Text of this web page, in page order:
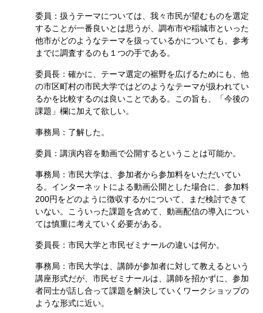
委員：扱うテーマについては、我々市民が望むものを選定
することが一番良いとは思うが、調布市や稲城市といった
他市がどのようなテーマを扱っているかについても、参考
までに調査するのも１つの手である。
委員長：確かに、テーマ選定の裾野を広げるためにも、他
の市区町村の市民大学ではどのようなテーマが扱われてい
るかを比較するのは良いことである。この旨も、「今後の
課題」欄に加えて欲しい。
事務局：了解した。
委員：講演内容を動画で公開するということは可能か。
事務局：市民大学は、参加者から参加料をいただいてい
る。インターネットによる動画公開とした場合に、参加料
200円をどのように徴収するかについて、まだ検討できて
いない。こういった課題を含めて、動画配信の導入につい
ては慎重に考えていく必要がある。
委員長：市民大学と市民ゼミナールの違いは何か。
事務局：市民大学は、講師が参加者に対して教えるという
講座形式だが、市民ゼミナールは、講師を招かずに、参加
者同士が話し合って課題を解決していくワークショップの
ような形式に近い。